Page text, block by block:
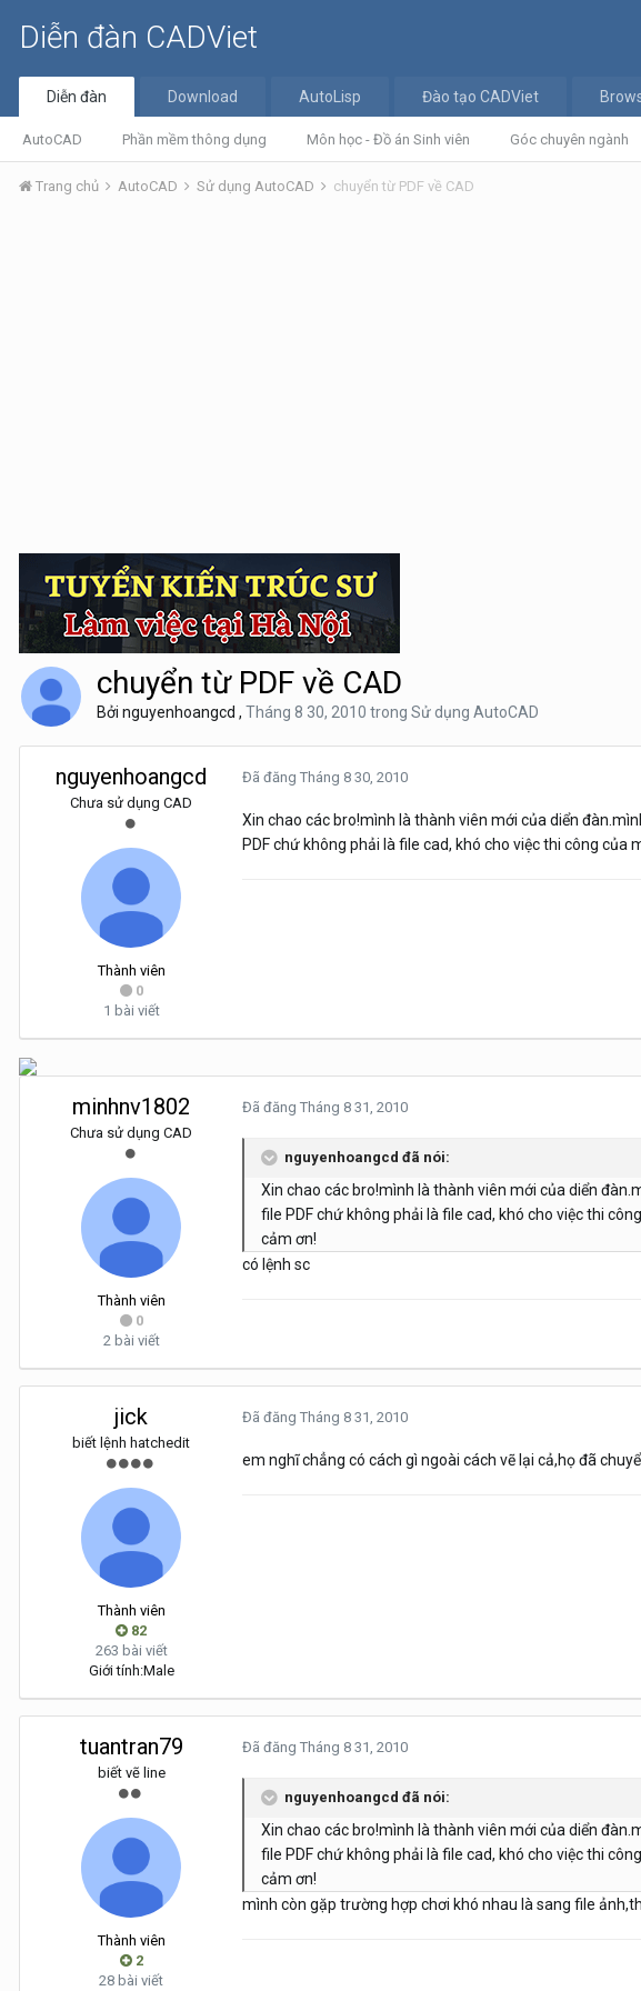
Diễn đàn CADViet
Diễn đàn
AutoCAD Phần mềm thông dụng Môn học - Đồ án Sinh viên Góc chuyên ngành
Download AutoLisp Đào tạo CADViet
Trang chủ AutoCAD Sử dụng AutoCAD chuyển từ PDF về CAD
chuyển từ PDF về CAD
Bởi nguyenhoangcd , Tháng 8 30, 2010 trong Sử dụng AutoCAD
nguyenhoangcd
Chưa sử dụng CAD
Thành viên
0
1 bài viết
Đã đăng Tháng 8 30, 2010
Xin chao các bro!mình là thành viên mới của diển
PDF chứ không phải là file cad, khó cho việc thi công
minhnv1802
Chưa sử dụng CAD
Thành viên
0
2 bài viết
Đã đăng Tháng 8 31, 2010
nguyenhoangcd đã nói:
Xin chao các bro!mình là thành viên mới của diển
file PDF chứ không phải là file cad, khó cho việc thi
cảm ơn!
có lệnh sc
jick
biết lệnh hatchedit
Thành viên
82
263 bài viết
Giới tính:Male
Đã đăng Tháng 8 31, 2010
em nghĩ chẳng có cách gì ngoài cách vẽ lại cả,họ đã
tuantran79
biết vẽ line
Thành viên
2
28 bài viết
Đã đăng Tháng 8 31, 2010
nguyenhoangcd đã nói:
Xin chao các bro!mình là thành viên mới của diển
file PDF chứ không phải là file cad, khó cho việc thi
cảm ơn!
mình còn gặp trường hợp chơi khó nhau là sang file